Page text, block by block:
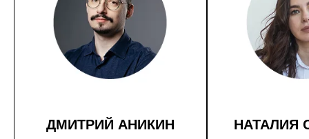
ДМИТРИЙ АНИКИН НАТАЛИЯ